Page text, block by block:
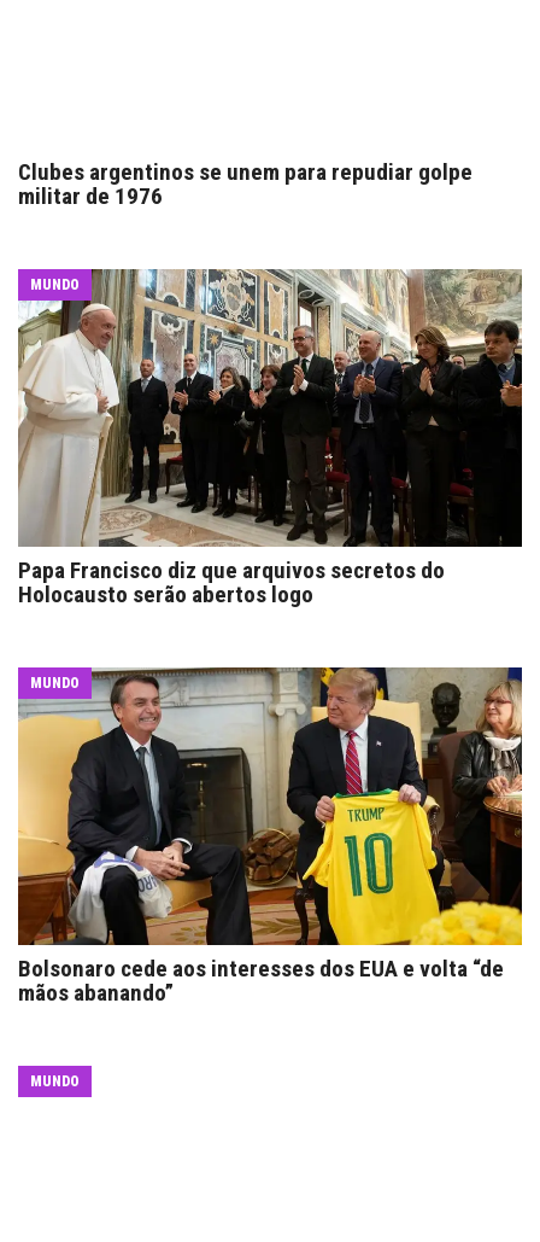
Clubes argentinos se unem para repudiar golpe
militar de 1976
MUNDO
Papa Francisco diz que arquivos secretos do
Holocausto serão abertos logo
MUNDO
Bolsonaro cede aos interesses dos EUA e volta “de
mãos abanando”
MUNDO